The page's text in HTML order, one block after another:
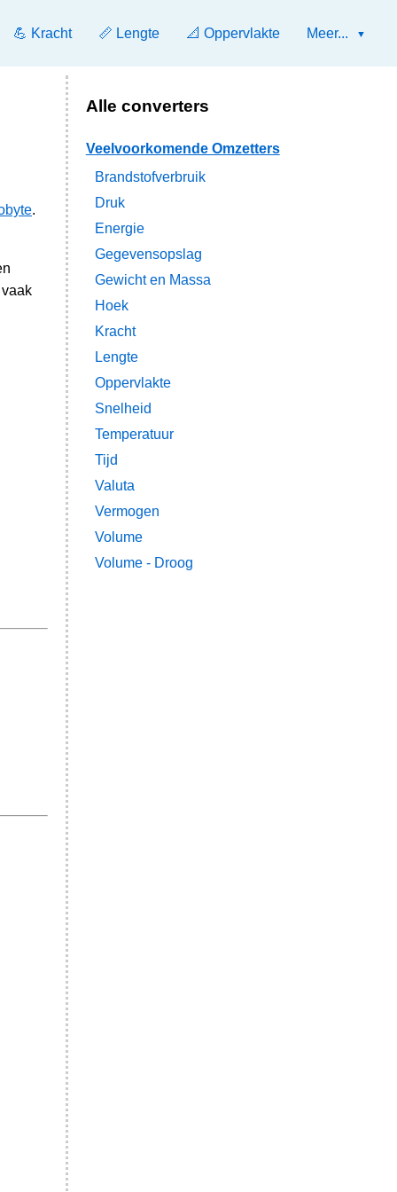
💪 Kracht 📏 Lengte 📐 Oppervlakte Meer...
.
Alle converters
Veelvoorkomende Omzetters
Brandstofverbruik
Druk
Energie
Gegevensopslag
Gewicht en Massa
Hoek
Kracht
Lengte
Oppervlakte
Snelheid
Temperatuur
Tijd
Valuta
Vermogen
Volume
Volume - Droog